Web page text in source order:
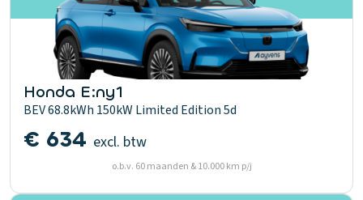
Honda E:ny1
BEV 68.8kWh 150kW Limited Edition 5d
€ 634 excl. btw
o.b.v. 60 maanden & 10.000 km p/j